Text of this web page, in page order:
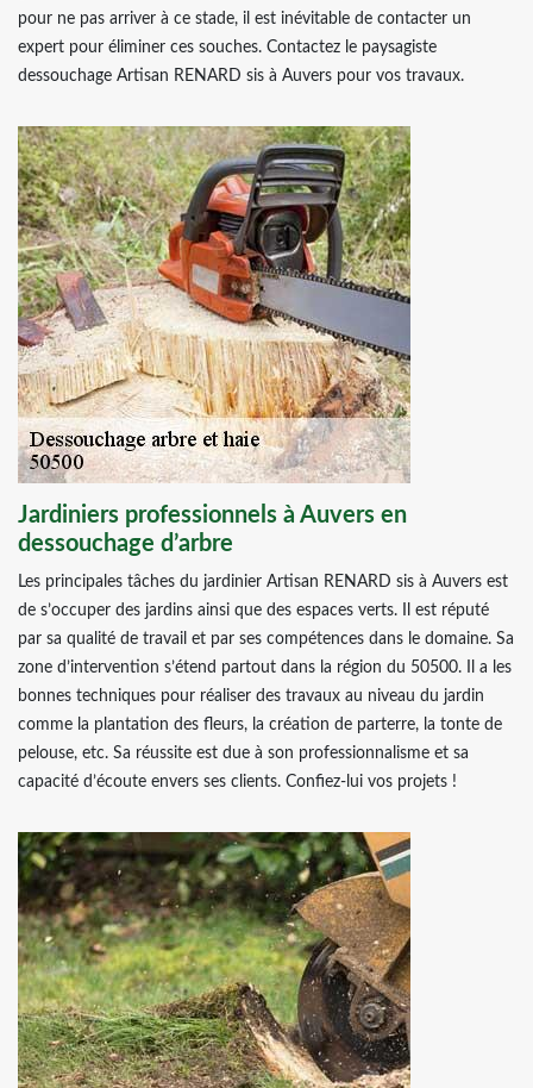
pour ne pas arriver à ce stade, il est inévitable de contacter un
expert pour éliminer ces souches. Contactez le paysagiste
dessouchage Artisan RENARD sis à Auvers pour vos travaux.
Jardiniers professionnels à Auvers en
dessouchage d’arbre
Les principales tâches du jardinier Artisan RENARD sis à Auvers est
de s’occuper des jardins ainsi que des espaces verts. Il est réputé
par sa qualité de travail et par ses compétences dans le domaine. Sa
zone d’intervention s’étend partout dans la région du 50500. Il a les
bonnes techniques pour réaliser des travaux au niveau du jardin
comme la plantation des fleurs, la création de parterre, la tonte de
pelouse, etc. Sa réussite est due à son professionnalisme et sa
capacité d’écoute envers ses clients. Confiez-lui vos projets !